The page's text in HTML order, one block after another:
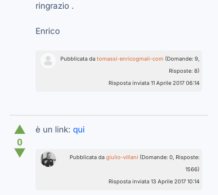
ringrazio .
Enrico
Pubblicata da tomassi-enricogmail-com (Domande: 9,
Risposte: 8)
Risposta inviata 11 Aprile 2017 06:14
▲
0
▼
è un link: qui
Pubblicata da giulio-villani (Domande: 0, Risposte:
1566)
Risposta inviata 13 Aprile 2017 10:14